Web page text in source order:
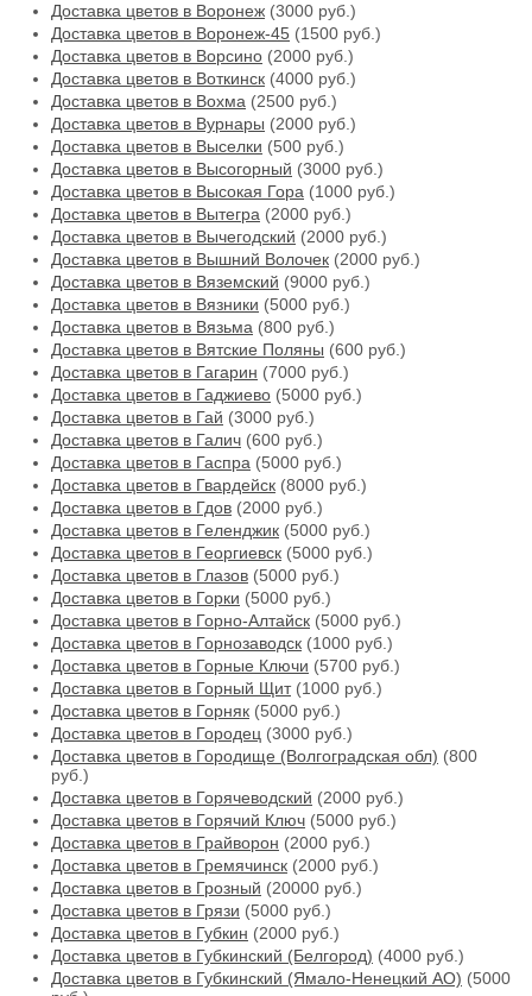
Доставка цветов в Воронеж (3000 руб.)
Доставка цветов в Воронеж-45 (1500 руб.)
Доставка цветов в Ворсино (2000 руб.)
Доставка цветов в Воткинск (4000 руб.)
Доставка цветов в Вохма (2500 руб.)
Доставка цветов в Вурнары (2000 руб.)
Доставка цветов в Выселки (500 руб.)
Доставка цветов в Высогорный (3000 руб.)
Доставка цветов в Высокая Гора (1000 руб.)
Доставка цветов в Вытегра (2000 руб.)
Доставка цветов в Вычегодский (2000 руб.)
Доставка цветов в Вышний Волочек (2000 руб.)
Доставка цветов в Вяземский (9000 руб.)
Доставка цветов в Вязники (5000 руб.)
Доставка цветов в Вязьма (800 руб.)
Доставка цветов в Вятские Поляны (600 руб.)
Доставка цветов в Гагарин (7000 руб.)
Доставка цветов в Гаджиево (5000 руб.)
Доставка цветов в Гай (3000 руб.)
Доставка цветов в Галич (600 руб.)
Доставка цветов в Гаспра (5000 руб.)
Доставка цветов в Гвардейск (8000 руб.)
Доставка цветов в Гдов (2000 руб.)
Доставка цветов в Геленджик (5000 руб.)
Доставка цветов в Георгиевск (5000 руб.)
Доставка цветов в Глазов (5000 руб.)
Доставка цветов в Горки (5000 руб.)
Доставка цветов в Горно-Алтайск (5000 руб.)
Доставка цветов в Горнозаводск (1000 руб.)
Доставка цветов в Горные Ключи (5700 руб.)
Доставка цветов в Горный Щит(1000 руб.)
Доставка цветов в Горняк (5000 руб.)
Доставка цветов в Городец (3000 руб.)
Доставка цветов в Городище (Волгоградская обл) (800
руб.)
Доставка цветов в Горячеводский (2000 руб.)
Доставка цветов в Горячий Ключ (5000 руб.)
Доставка цветов в Грайворон (2000 руб.)
Доставка цветов в Гремячинск (2000 руб.)
Доставка цветов в Грозный (20000 руб.)
Доставка цветов в Грязи (5000 руб.)
Доставка цветов в Губкин (2000 руб.)
Доставка цветов в Губкинский (Белгород) (4000 руб.)
Доставка цветов в Губкинский (Ямало-Ненецкий АО) (5000